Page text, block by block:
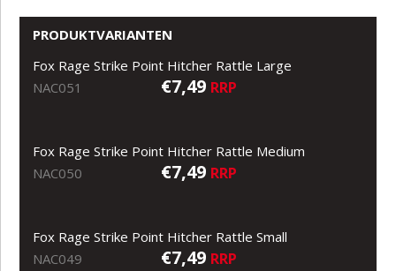
PRODUKTVARIANTEN
Fox Rage Strike Point Hitcher Rattle Large
NAC051
€7,49 RRP
Fox Rage Strike Point Hitcher Rattle Medium
NAC050
€7,49 RRP
Fox Rage Strike Point Hitcher Rattle Small
NAC049
€7,49 RRP